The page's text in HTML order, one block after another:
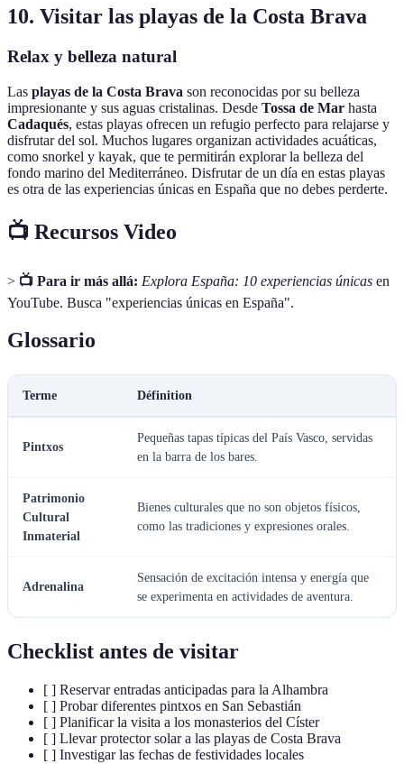
10. Visitar las playas de la Costa Brava
Relax y belleza natural
Las playas de la Costa Brava son reconocidas por su belleza
impresionante y sus aguas cristalinas. Desde Tossa de Mar hasta
Cadaqués, estas playas ofrecen un refugio perfecto para relajarse y
disfrutar del sol. Muchos lugares organizan actividades acuáticas,
como snorkel y kayak, que te permitirán explorar la belleza del
fondo marino del Mediterráneo. Disfrutar de un día en estas playas
es otra de las experiencias únicas en España que no debes perderte.
📺 Recursos Video
> 📺 Para ir más allá: Explora España: 10 experiencias únicas en
YouTube. Busca "experiencias únicas en España".
Glossario
Terme Définition
Pintxos
Pequeñas tapas típicas del País Vasco, servidas
en la barra de los bares.
Patrimonio
Cultural
Inmaterial
Bienes culturales que no son objetos físicos,
como las tradiciones y expresiones orales.
Adrenalina
Sensación de excitación intensa y energía que
se experimenta en actividades de aventura.
Checklist antes de visitar
[ ] Reservar entradas anticipadas para la Alhambra
[ ] Probar diferentes pintxos en San Sebastián
[ ] Planificar la visita a los monasterios del Císter
[ ] Llevar protector solar a las playas de Costa Brava
[ ] Investigar las fechas de festividades locales